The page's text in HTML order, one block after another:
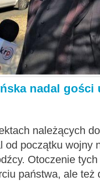
nadal gości
należących
od początku wojny
Otoczenie
państwa, ale też